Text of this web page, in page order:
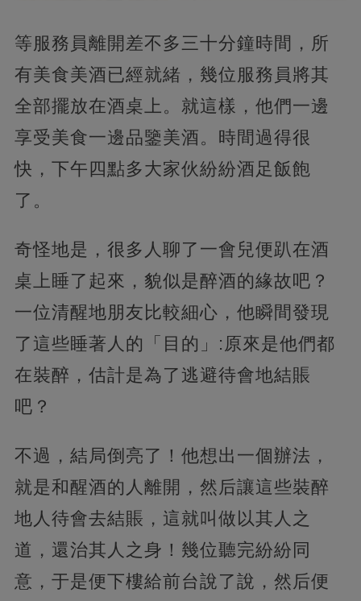
等服務員離開差不多三十分鐘時間，所
有美食美酒已經就緒，幾位服務員將其
全部擺放在酒桌上。就這樣，他們一邊
享受美食一邊品鑒美酒。時間過得很
快，下午四點多大家伙紛紛酒足飯飽
了。
奇怪地是，很多人聊了一會兒便趴在酒
桌上睡了起來，貌似是醉酒的緣故吧？
一位清醒地朋友比較細心，他瞬間發現
了這些睡著人的「目的」:原來是他們都
在裝醉，估計是為了逃避待會地結賬
吧？
不過，結局倒亮了！他想出一個辦法，
就是和醒酒的人離開，然后讓這些裝醉
地人待會去結賬，這就叫做以其人之
道，還治其人之身！幾位聽完紛紛同
意，于是便下樓給前台說了說，然后便